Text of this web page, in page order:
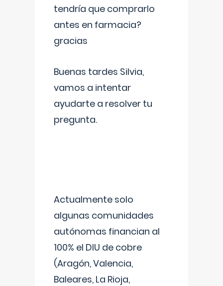
tendría que comprarlo
antes en farmacia?
gracias
Buenas tardes Silvia,
vamos a intentar
ayudarte a resolver tu
pregunta.
Actualmente solo
algunas comunidades
autónomas financian al
100% el DIU de cobre
(Aragón, Valencia,
Baleares, La Rioja,